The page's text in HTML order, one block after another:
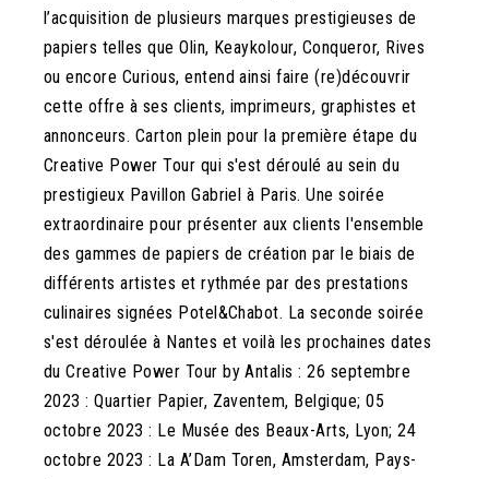
l’acquisition de plusieurs marques prestigieuses de
papiers telles que Olin, Keaykolour, Conqueror, Rives
ou encore Curious, entend ainsi faire (re)découvrir
cette offre à ses clients, imprimeurs, graphistes et
annonceurs. Carton plein pour la première étape du
Creative Power Tour qui s'est déroulé au sein du
prestigieux Pavillon Gabriel à Paris. Une soirée
extraordinaire pour présenter aux clients l'ensemble
des gammes de papiers de création par le biais de
différents artistes et rythmée par des prestations
culinaires signées Potel&Chabot. La seconde soirée
s'est déroulée à Nantes et voilà les prochaines dates
du Creative Power Tour by Antalis : 26 septembre
2023 : Quartier Papier, Zaventem, Belgique; 05
octobre 2023 : Le Musée des Beaux-Arts, Lyon; 24
octobre 2023 : La A’Dam Toren, Amsterdam, Pays-